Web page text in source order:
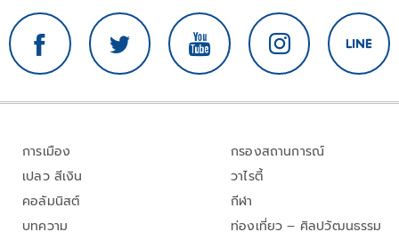
การเมือง
เปลว สีเงิน
คอลัมนิสต์
บทความ
กรองสถานการณ์
วาไรตี้
กีฬา
ท่องเที่ยว – ศิลปวัฒนธรรม